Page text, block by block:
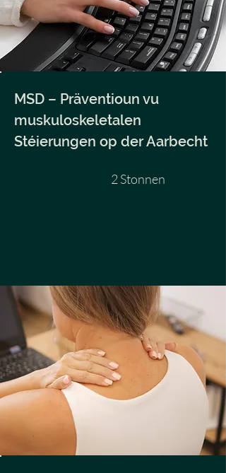
MSD – Präventioun vu
muskuloskeletalen
Stéierungen op der Aarbecht
2 Stonnen